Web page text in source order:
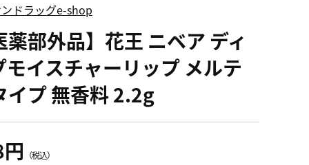
ドラッグe-shop
薬部外品】花王 ニベア ディ
モイスチャーリップ メルテ
イプ 無香料 2.2g
（税込）